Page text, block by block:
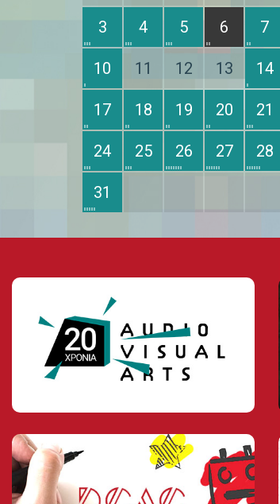
3 4 5 6 7
10 11 12 13 14
17 18 19 20 21
24 25 26 27 28
31